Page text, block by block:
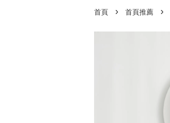
首頁 › 首頁推薦 ›